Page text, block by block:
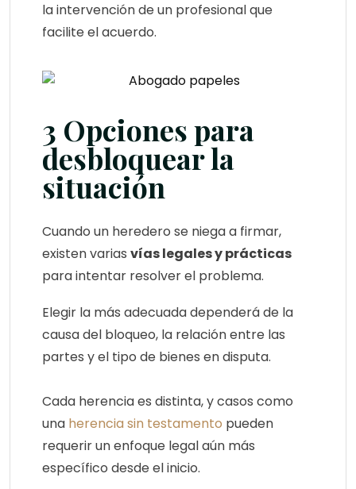
la intervención de un profesional que
facilite el acuerdo.
3 Opciones para
desbloquear la
situación
Cuando un heredero se niega a firmar,
existen varias vías legales y prácticas
para intentar resolver el problema.
Elegir la más adecuada dependerá de la
causa del bloqueo, la relación entre las
partes y el tipo de bienes en disputa.
Cada herencia es distinta, y casos como
una herencia sin testamento pueden
requerir un enfoque legal aún más
específico desde el inicio.